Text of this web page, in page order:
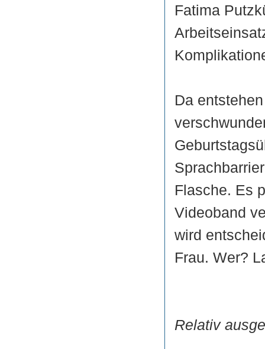
Fatima
Da
Flasche. Es
Videoband
wird
Frau. Wer?
Relativ